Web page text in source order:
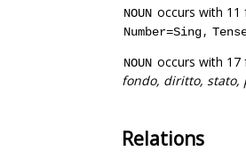
NOUN occurs with 11
Number=Sing,
NOUN occurs with
fondo, diritto, stato,
Relations